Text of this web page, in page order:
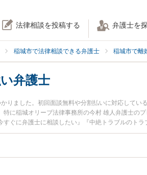
法律相談を投稿する 弁護士を
稲城市で法律相談できる弁護士 稲城市で離
弁護士
りました。初回面談無料や分割払いに対応してい
に稲城オリーブ法律事務所の今村 雄人弁護士の
ぐに弁護士に相談したい』『中絶トラブルのト
したい』などでお困りの相談者さんにおすすめで